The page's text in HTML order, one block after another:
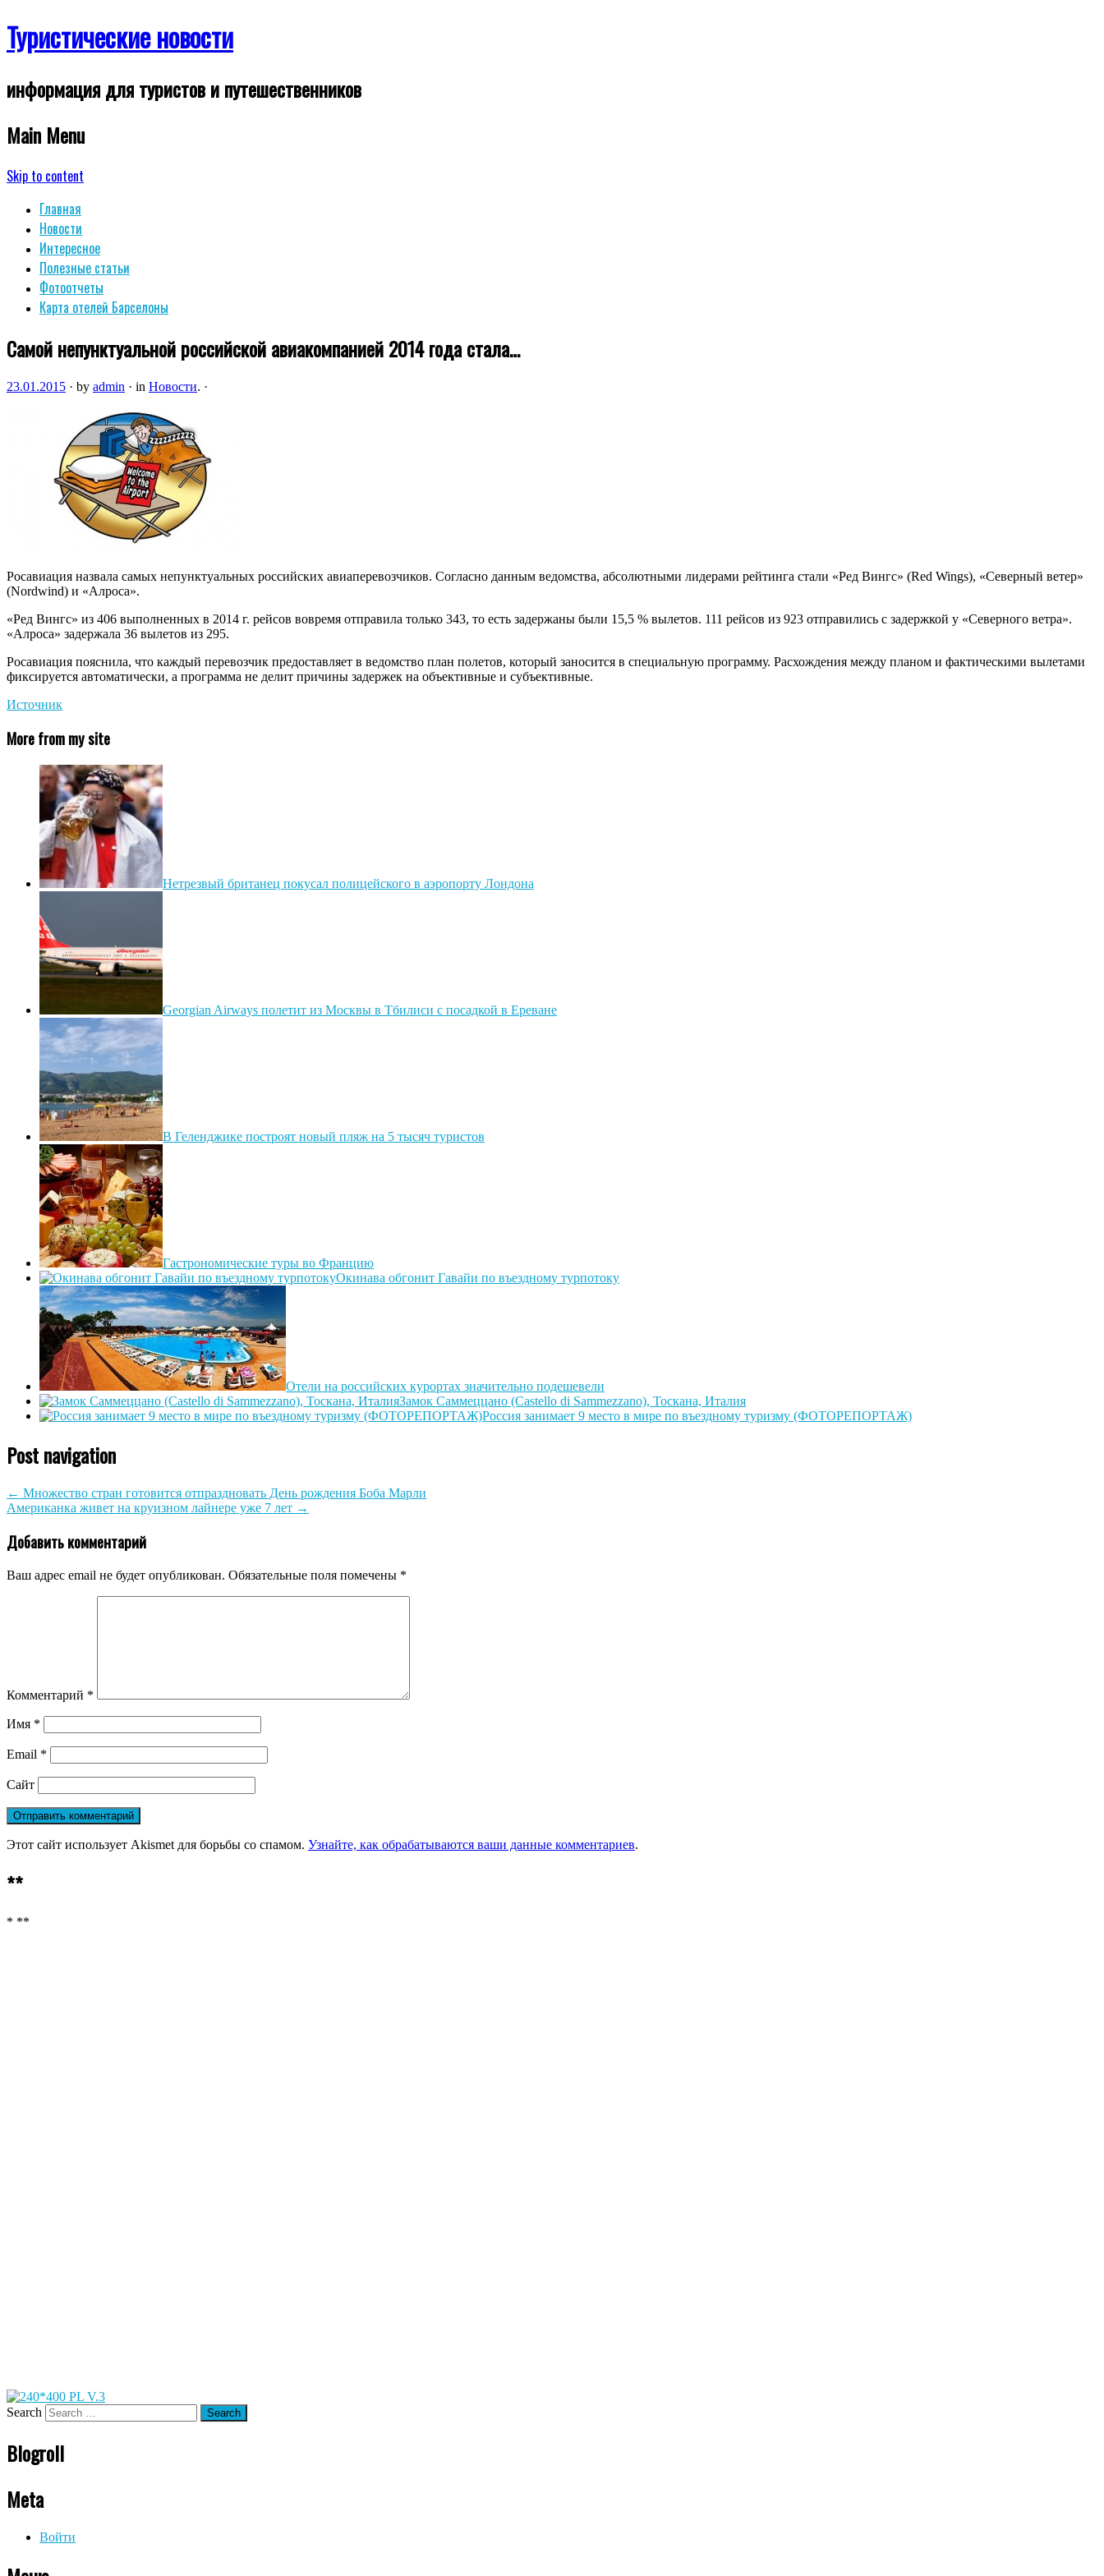
Туристические новости
информация для туристов и путешественников
Main Menu
Skip to content
Главная
Новости
Интересное
Полезные статьи
Фотоотчеты
Карта отелей Барселоны
Самой непунктуальной российской авиакомпанией 2014 года стала…
23.01.2015 · by admin · in Новости. ·
Росавиация назвала самых непунктуальных российских авиаперевозчиков. Согласно данным ведомства, абсолютными лидерами рейтинга стали «Ред Вингс» (Red Wings), «Северный ветер»
(Nordwind) и «Алроса».
«Ред Вингс» из 406 выполненных в 2014 г. рейсов вовремя отправила только 343, то есть задержаны были 15,5 % вылетов. 111 рейсов из 923 отправились с задержкой у «Северного ветра».
«Алроса» задержала 36 вылетов из 295.
Росавиация пояснила, что каждый перевозчик предоставляет в ведомство план полетов, который заносится в специальную прoграмму. Расхождения между планом и фактическими вылетами
фиксируется автоматически, а программа не делит причины задержек на объективные и субъективные.
Источник
More from my site
Нетрезвый британец покусал полицейского в аэропорту Лондона
Georgian Airways полетит из Москвы в Тбилиси с посадкой в Ереване
В Геленджике построят новый пляж на 5 тысяч туристов
Гастрономические туры во Францию
Окинава обгонит Гавайи по въездному турпотоку
Отели на российских курортах значительно подешевели
Замок Саммеццано (Castello di Sammezzano), Тоскана, Италия
Россия занимает 9 место в мире по въездному туризму (ФОТОРЕПОРТАЖ)
Post navigation
← Множество стран готовится отпраздновать День рождения Боба Марли
Американка живет на круизном лайнере уже 7 лет →
Добавить комментарий
Ваш адрес email не будет опубликован. Обязательные поля помечены *
Комментарий *
Имя *
Email *
Сайт
Этот сайт использует Akismet для борьбы со спамом. Узнайте, как обрабатываются ваши данные комментариев.
**
* **
Search
Blogroll
Meta
Войти